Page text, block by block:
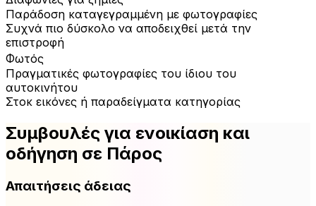
Παράδοση καταγεγραμμένη με φωτογραφίες
Συχνά πιο δύσκολο να αποδειχθεί μετά την
επιστροφή
Φωτός
Πραγματικές φωτογραφίες του ίδιου του
αυτοκινήτου
Στοκ εικόνες ή παραδείγματα κατηγορίας
Συμβουλές για ενοικίαση και
οδήγηση σε Πάρος
Απαιτήσεις άδειας